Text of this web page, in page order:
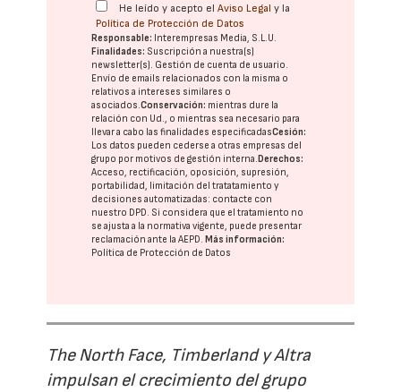
He leído y acepto elAviso Legal y la
Política de Protección de Datos
Responsable: Interempresas Media, S.L.U.
Finalidades: Suscripción a nuestra(s)
newsletter(s). Gestión de cuenta de usuario.
Envío de emails relacionados con la misma o
relativos a intereses similares o
asociados.Conservación: mientras dure la
relación con Ud., o mientras sea necesario para
llevar a cabo las finalidades especificadasCesión:
Los datos pueden cederse a otras empresas del
grupo por motivos de gestión interna.Derechos:
Acceso, rectificación, oposición, supresión,
portabilidad, limitación del tratatamiento y
decisiones automatizadas: contacte con
nuestro DPD . Si considera que el tratamiento no
se ajusta a la normativa vigente, puede presentar
reclamación ante laAEPD .Más información:
Política de Protección de Datos
The North Face, Timberland y Altra
impulsan el crecimiento del grupo